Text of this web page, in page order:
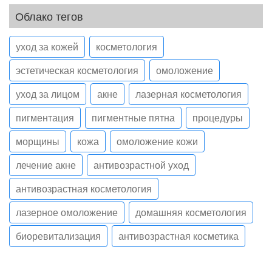
Облако тегов
уход за кожей
косметология
эстетическая косметология
омоложение
уход за лицом
акне
лазерная косметология
пигментация
пигментные пятна
процедуры
морщины
кожа
омоложение кожи
лечение акне
антивозрастной уход
антивозрастная косметология
лазерное омоложение
домашняя косметология
биоревитализация
антивозрастная косметика